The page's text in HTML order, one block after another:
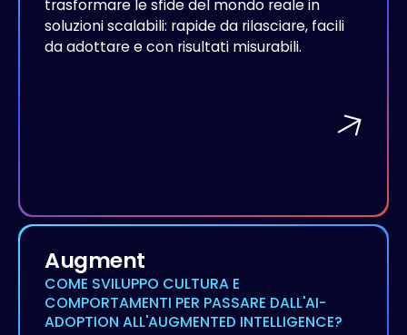
trasformare le sfide del mondo reale in
soluzioni scalabili: rapide da rilasciare, facili
da adottare e con risultati misurabili.
Augment
COME SVILUPPO CULTURA E
COMPORTAMENTI PER PASSARE DALL'AI-
ADOPTION ALL'AUGMENTED INTELLIGENCE?